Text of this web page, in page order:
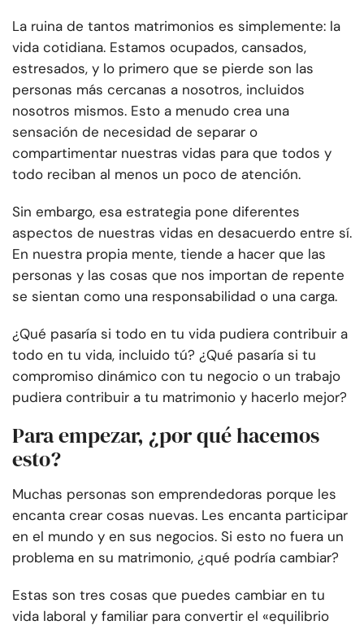
La ruina de tantos matrimonios es simplemente: la
vida cotidiana. Estamos ocupados, cansados,
estresados, y lo primero que se pierde son las
personas más cercanas a nosotros, incluidos
nosotros mismos. Esto a menudo crea una
sensación de necesidad de separar o
compartimentar nuestras vidas para que todos y
todo reciban al menos un poco de atención.
Sin embargo, esa estrategia pone diferentes
aspectos de nuestras vidas en desacuerdo entre sí.
En nuestra propia mente, tiende a hacer que las
personas y las cosas que nos importan de repente
se sientan como una responsabilidad o una carga.
¿Qué pasaría si todo en tu vida pudiera contribuir a
todo en tu vida, incluido tú? ¿Qué pasaría si tu
compromiso dinámico con tu negocio o un trabajo
pudiera contribuir a tu matrimonio y hacerlo mejor?
Para empezar, ¿por qué hacemos
esto?
Muchas personas son emprendedoras porque les
encanta crear cosas nuevas. Les encanta participar
en el mundo y en sus negocios. Si esto no fuera un
problema en su matrimonio, ¿qué podría cambiar?
Estas son tres cosas que puedes cambiar en tu
vida laboral y familiar para convertir el «equilibrio